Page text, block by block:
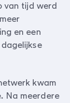
van tijd werd
en een
kwam
Na meerdere